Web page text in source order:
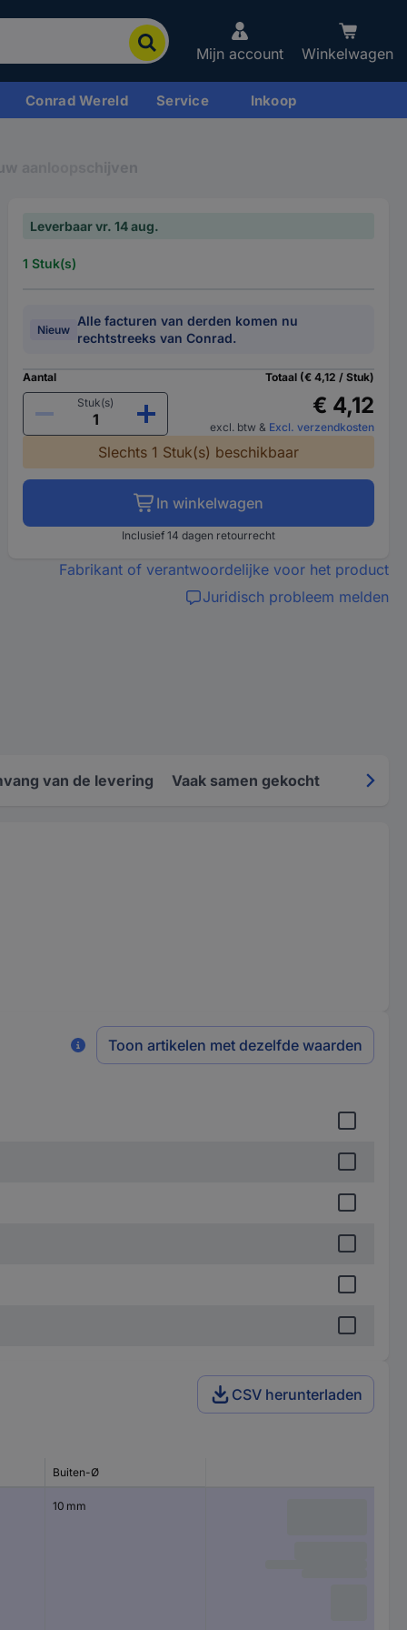
Mijn account Winkelwagen
Conrad Wereld Service Inkoop
aanloopschijven
Leverbaar vr. 14 aug.
1 Stuk(s)
Nieuw
Alle facturen van derden komen nu
rechtstreeks van Conrad.
Aantal
Stuk(s)
Totaal (€ 4,12 / Stuk)
€ 4,12
excl. btw & Excl. verzendkosten
Slechts 1 Stuk(s) beschikbaar
In winkelwagen
Inclusief 14 dagen retourrecht
Fabrikant of verantwoordelijke voor het product
Juridisch probleem melden
van de levering Vaak samen gekocht
Toon artikelen met dezelfde waarden
CSV herunterladen
Buiten-Ø
10 mm